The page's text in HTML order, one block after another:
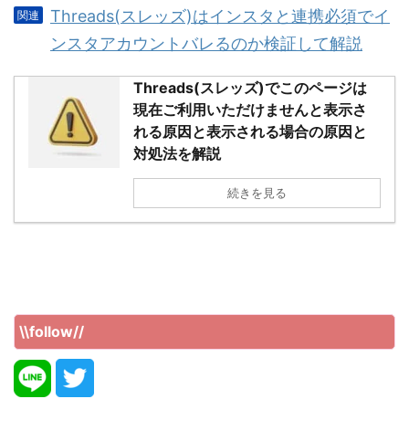
Threads(スレッズ)はインスタと連携必須でイ
ンスタアカウントバレるのか検証して解説
Threads(スレッズ)でこのページは
現在ご利用いただけませんと表示さ
れる原因と表示される場合の原因と
対処法を解説
続きを見る
\\follow//